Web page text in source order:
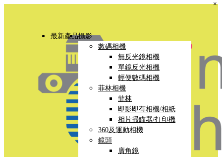
最新產品攝影
數碼相機
無反光鏡相機
單鏡反光相機
輕便數碼相機
菲林相機
菲林
即影即有相機/相紙
相片掃瞄器/打印機
360及運動相機
鏡頭
廣角鏡
×